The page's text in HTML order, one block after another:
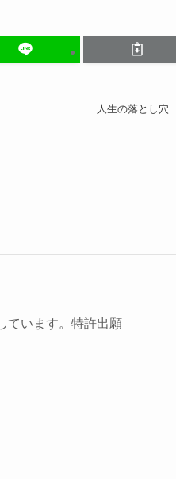
人生の落とし穴
ています。特許出願